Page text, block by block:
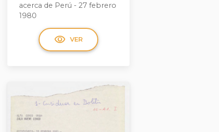
acerca de Perú - 27 febrero
1980
visibility VER